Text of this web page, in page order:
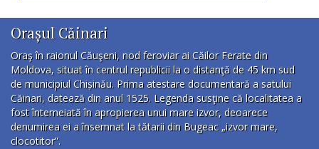
Orașul Căinari
Oraş în raionul Căuşeni, nod feroviar ai Căilor Ferate din
Moldova, situat în centrul republicii la o distanţă de 45 km sud
de municipiul Chișinău. Prima atestare documentară a satului
Căinari, datează din anul 1525. Legenda susţine că localitatea a
fost întemeiată în apropierea unui mare izvor, deoarece
denumirea ei a însemnat la tătarii din Bugeac „izvor mare,
clocotitor”.